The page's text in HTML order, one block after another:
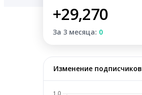
+29,270
За 3 месяца: 0
Изменение подписчиков